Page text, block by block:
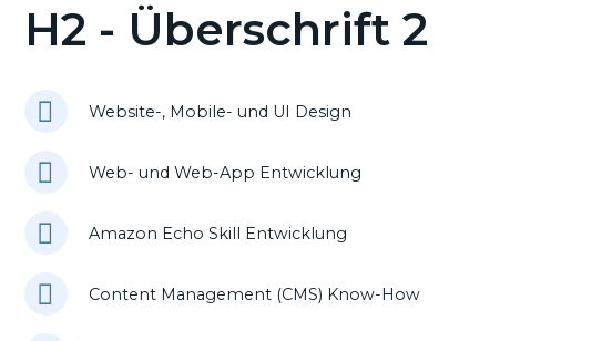
H2 - Überschrift 2
Website-, Mobile- und UI Design
Web- und Web-App Entwicklung
Amazon Echo Skill Entwicklung
Content Management (CMS) Know-How